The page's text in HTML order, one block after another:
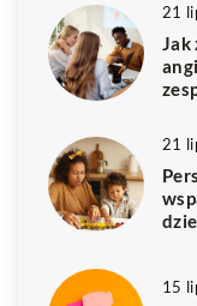
21
Jak
21
15